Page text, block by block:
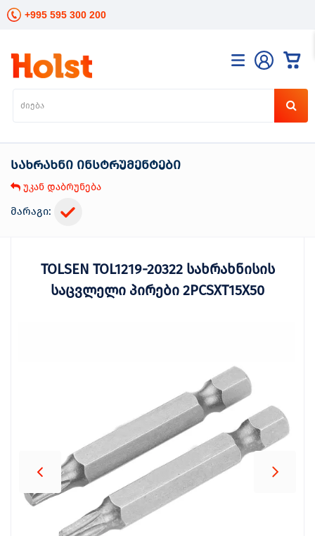
+995 595 300 200
სახრახნი ინსტრუმენტები
უკან დაბრუნება
მარაგი:
TOLSEN TOL1219-20322 სახრახნისის
საცვლელი პირები 2PCSXT15X50
კატალოგი
განათება
ინსტრუმენტები
ელექტრო
მოვლა
მცენარეთა
მოვლა
ბრენდები ბლოგი
სოც.
ქსელები